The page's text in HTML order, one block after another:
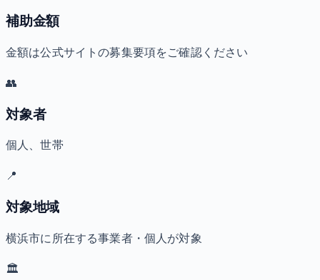
補助金額
金額は公式サイトの募集要項をご確認ください
👥
対象者
個人、世帯
📍
対象地域
横浜市に所在する事業者・個人が対象
🏛️